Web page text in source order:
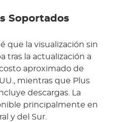
Soportados
que la visualización sin
tras la actualización a
aproximado de
mientras que Plus
descargas. La
principalmente en
y del Sur.